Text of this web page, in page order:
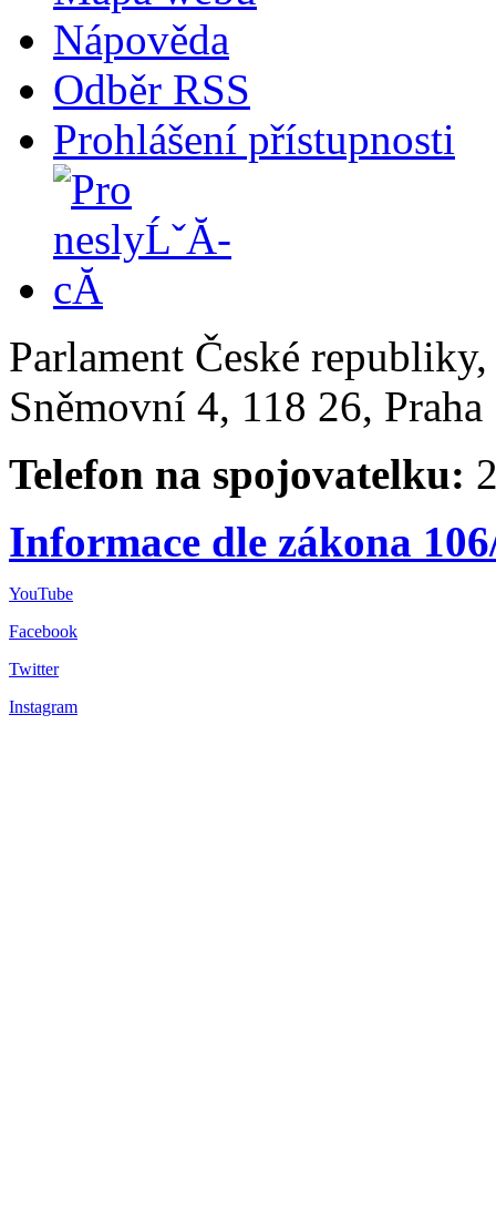
Nápověda
Odběr RSS
Prohlášení přístupnosti
Parlament České
Sněmovní 4, 118 26,
Telefon na spojovatelku:
Informace dle zákona
YouTube
Facebook
Twitter
Instagram